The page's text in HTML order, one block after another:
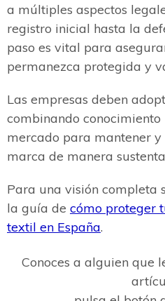
a múltiples aspectos
registro inicial hasta la
paso es vital para
permanezca protegida y
Las empresas deben
combinando
mercado para mantener
marca de manera
Para una visión completa
la guía de cómo proteger
textil en España.
Conoces a alguien que